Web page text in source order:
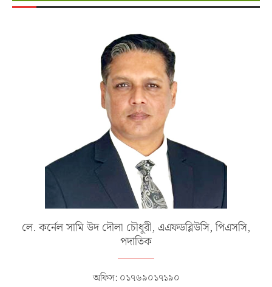
লে. কর্নেল সামি উদ দৌলা চৌধুরী, এএফডব্লিউসি, পিএসসি,
পদাতিক
অফিস: ০১৭৬৯০১৭১৯০